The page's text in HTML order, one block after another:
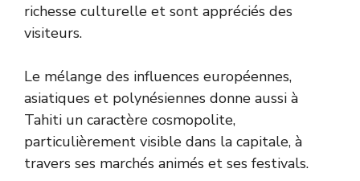
richesse culturelle et sont appréciés des
visiteurs.
Le mélange des influences européennes,
asiatiques et polynésiennes donne aussi à
Tahiti un caractère cosmopolite,
particulièrement visible dans la capitale, à
travers ses marchés animés et ses festivals.